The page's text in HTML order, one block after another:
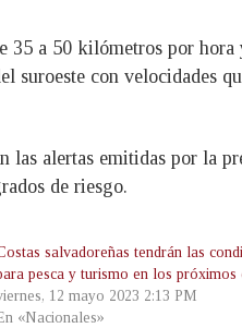
35 a 50 kilómetros por
suroeste con velocidades
alertas emitidas por la
de riesgo.
salvadoreñas tendrán las
pesca y turismo en los próximos
12 mayo 2023 2:13 PM
«Nacionales»